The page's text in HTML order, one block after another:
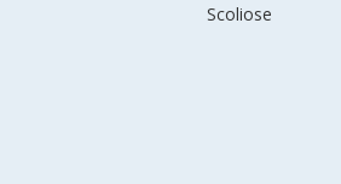
Scoliose